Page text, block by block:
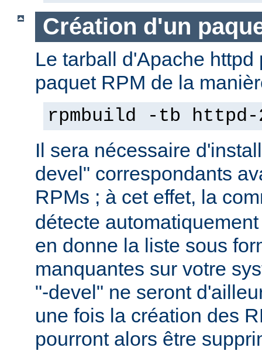
Création d'un
Le tarball d'Apache
paquet RPM de la
rpmbuild -tb
Il sera nécessaire
devel" correspondants
RPMs ; à cet effet, la
détecte
en donne la liste sous
manquantes sur votre
"-devel" ne seront
une fois la création des
pourront alors être